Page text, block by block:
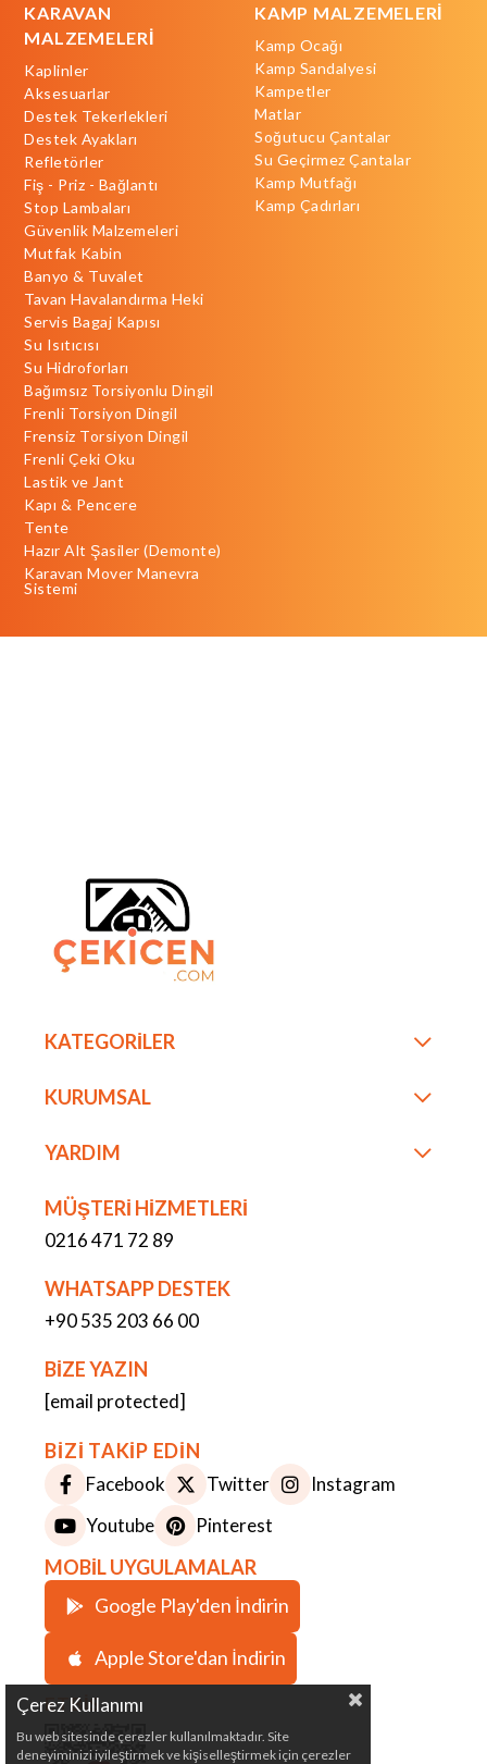
KARAVAN
MALZEMELERİ
Kaplinler
Aksesuarlar
Destek Tekerlekleri
Destek Ayakları
Refletörler
Fiş - Priz - Bağlantı
Stop Lambaları
Güvenlik Malzemeleri
Mutfak Kabin
Banyo & Tuvalet
Tavan Havalandırma Heki
Servis Bagaj Kapısı
Su Isıtıcısı
Su Hidroforları
Bağımsız Torsiyonlu Dingil
Frenli Torsiyon Dingil
Frensiz Torsiyon Dingil
Frenli Çeki Oku
Lastik ve Jant
Kapı & Pencere
Tente
Hazır Alt Şasiler (Demonte)
Karavan Mover Manevra
Sistemi
KAMP MALZEMELERİ
Kamp Ocağı
Kamp Sandalyesi
Kampetler
Matlar
Soğutucu Çantalar
Su Geçirmez Çantalar
Kamp Mutfağı
Kamp Çadırları
KATEGORİLER
KURUMSAL
YARDIM
MÜŞTERİ HİZMETLERİ
0216 471 72 89
WHATSAPP DESTEK
+90 535 203 66 00
BİZE YAZIN
[email protected]
BİZİ TAKİP EDİN
Facebook Twitter
Instagram
Youtube
Pinterest
MOBİL UYGULAMALAR
Google Play'den İndirin
Apple Store'dan İndirin
ETBİS
Çerez Kullanımı
Bu web sitesinde çerezler kullanılmaktadır. Site
deneyiminizi iyileştirmek ve kişiselleştirmek için çerezler